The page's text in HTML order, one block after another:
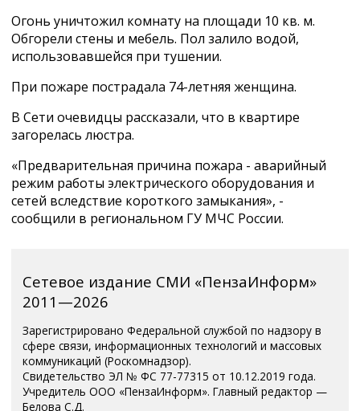
Огонь уничтожил комнату на площади 10 кв. м.
Обгорели стены и мебель. Пол залило водой,
использовавшейся при тушении.
При пожаре пострадала 74-летняя женщина.
В Сети очевидцы рассказали, что в квартире
загорелась люстра.
«Предварительная причина пожара - аварийный
режим работы электрического оборудования и
сетей вследствие короткого замыкания», -
сообщили в региональном ГУ МЧС России.
Сетевое издание СМИ «ПензаИнформ»
2011—2026
Зарегистрировано Федеральной службой по надзору в
сфере связи, информационных технологий и массовых
коммуникаций (Роскомнадзор).
Свидетельство ЭЛ № ФС 77-77315 от 10.12.2019 года.
Учредитель ООО «ПензаИнформ». Главный редактор —
Белова С.Д.